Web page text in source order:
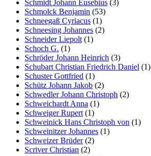
Schmidt Johann Eusebius (3)
Schmolck Benjamin (53)
Schneegaß Cyriacus (1)
Schneesing Johannes (2)
Schneider Liepolt (1)
Schoch G. (1)
Schröder Johann Heinrich (3)
Schubart Christian Friedrich Daniel (1)
Schuster Gottfried (1)
Schütz Johann Jakob (2)
Schwedler Johann Christoph (2)
Schweichardt Anna (1)
Schweiger Rupert (1)
Schweinick Hans Christoph von (1)
Schweinitzer Johannes (1)
Schweizer Brüder(2)
Scriver Christian (2)